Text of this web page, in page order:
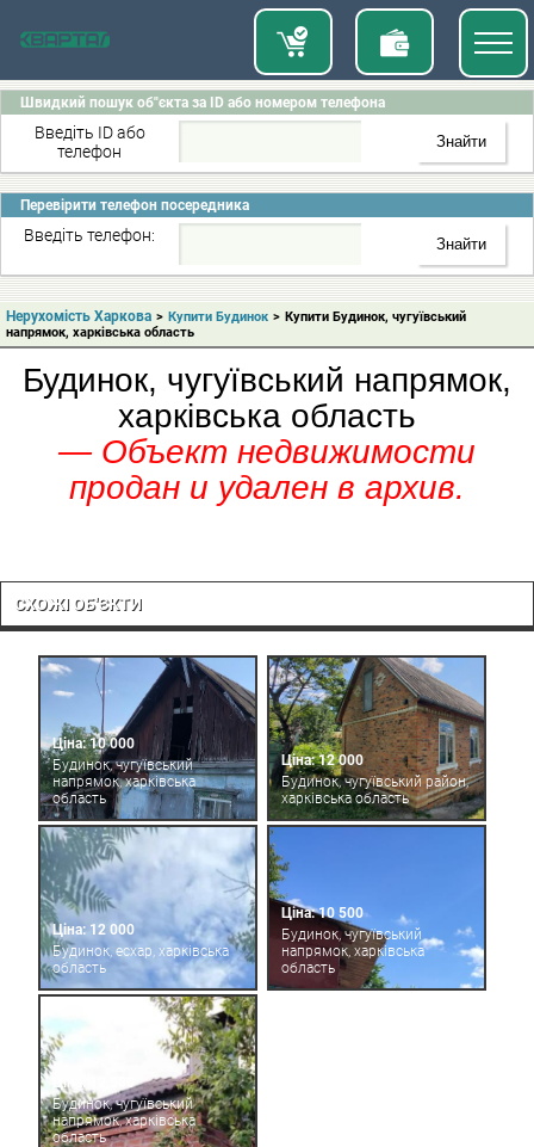
Швидкий пошук об"єкта за ID або номером телефона
Введіть ID або
телефон
Перевірити телефон посередника
Введіть телефон:
Нерухомість Харкова > Купити Будинок > Купити Будинок, чугуївський
напрямок, харківська область
Будинок, чугуївський напрямок,
харківська область
— Объект недвижимости
продан и удален в архив.
СХОЖІ ОБ'ЄКТИ
Ціна: 10 000
Будинок, чугуївський
напрямок, харківська
область
Ціна: 12 000
Будинок, чугуївський район,
харківська область
Ціна: 12 000
Будинок, есхар, харківська
область
Ціна: 10 500
Будинок, чугуївський
напрямок, харківська
область
Ціна: 12 500
Будинок, чугуївський
напрямок, харківська
область